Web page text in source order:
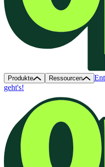
Produkte Ressourcen
geht's!